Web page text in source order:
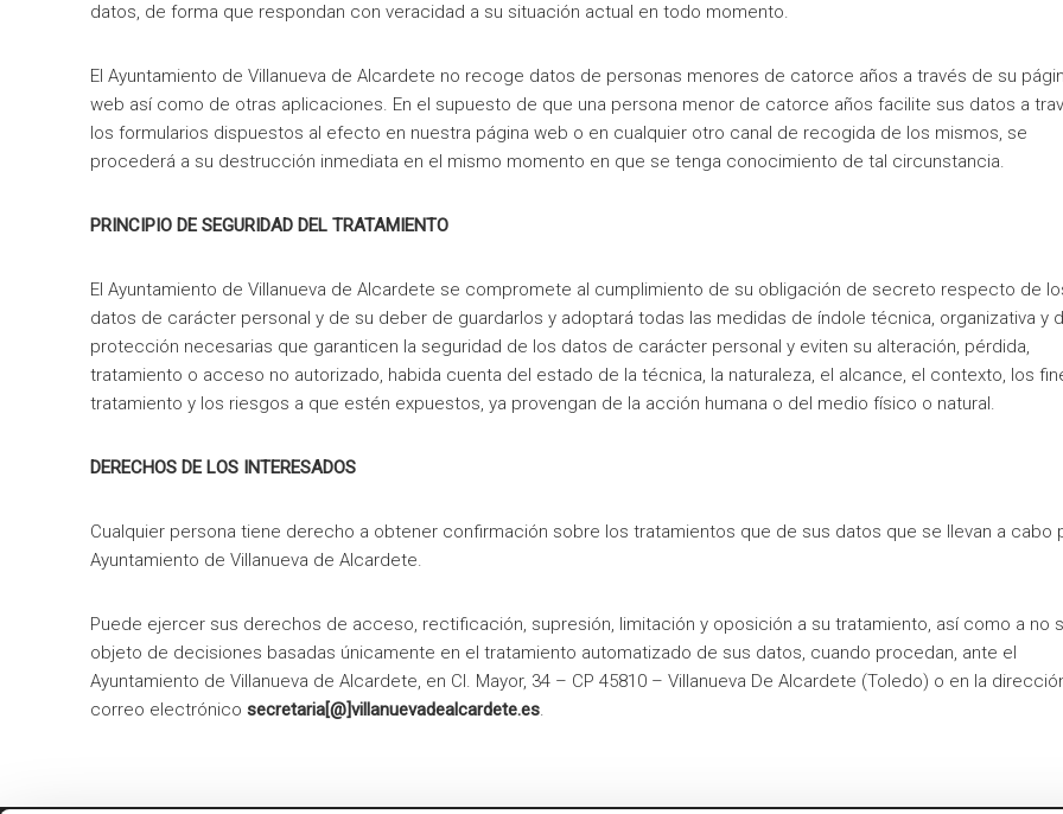
datos, de forma que respondan con veracidad a su situación actual en todo momento.
El Ayuntamiento de Villanueva de Alcardete no recoge datos de personas menores de catorce años a través de su
web así como de otras aplicaciones. En el supuesto de que una persona menor de catorce años facilite sus datos a
los formularios dispuestos al efecto en nuestra página web o en cualquier otro canal de recogida de los mismos, se
procederá a su destrucción inmediata en el mismo momento en que se tenga conocimiento de tal circunstancia.
PRINCIPIO DE SEGURIDAD DEL TRATAMIENTO
El Ayuntamiento de Villanueva de Alcardete se compromete al cumplimiento de su obligación de secreto respecto de
datos de carácter personal y de su deber de guardarlos y adoptará todas las medidas de índole técnica, organizativa y
protección necesarias que garanticen la seguridad de los datos de carácter personal y eviten su alteración, pérdida,
tratamiento o acceso no autorizado, habida cuenta del estado de la técnica, la naturaleza, el alcance, el contexto, los
tratamiento y los riesgos a que estén expuestos, ya provengan de la acción humana o del medio físico o natural.
DERECHOS DE LOS INTERESADOS
Cualquier persona tiene derecho a obtener confirmación sobre los tratamientos que de sus datos que se llevan a cabo
Ayuntamiento de Villanueva de Alcardete.
Puede ejercer sus derechos de acceso, rectificación, supresión, limitación y oposición a su tratamiento, así como a no
objeto de decisiones basadas únicamente en el tratamiento automatizado de sus datos, cuando procedan, ante el
Ayuntamiento de Villanueva de Alcardete, en Cl. Mayor, 34 – CP 45810 – Villanueva De Alcardete (Toledo) o en la
correo electrónico secretaria[@]villanuevadealcardete.es.